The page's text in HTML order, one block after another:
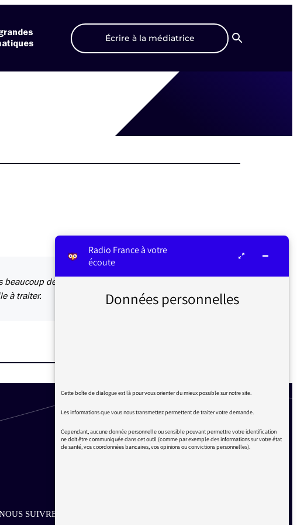
Écrire à la médiatrice
Recherche
beaucoup de
à traiter.
SUIVRE SUR LES RÉSEAUX
Radio France à votre
écoute
Données personnelles
Cette boîte de dialogue est là pour vous orienter du mieux possible sur notre site.
Les informations que vous nous transmettez permettent de traiter votre demande.
Cependant, aucune donnée personnelle ou sensible pouvant permettre votre identification
ne doit être communiquée dans cet outil (comme par exemple des informations sur votre état
de santé, vos coordonnées bancaires, vos opinions ou convictions personnelles).